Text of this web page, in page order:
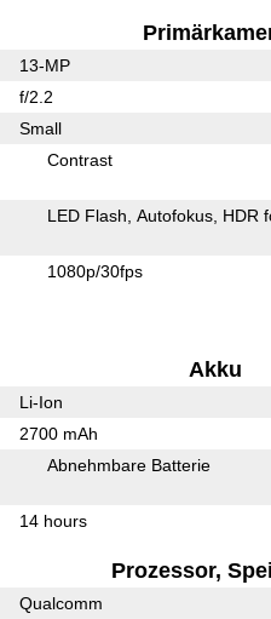
13-MP
f/2.2
Small
Contrast
LED Flash Autofokus HDR
1080p/30fps
Akku
Li-Ion
2700 mAh
Abnehmbare Batterie
14 hours
Prozessor,
Qualcomm